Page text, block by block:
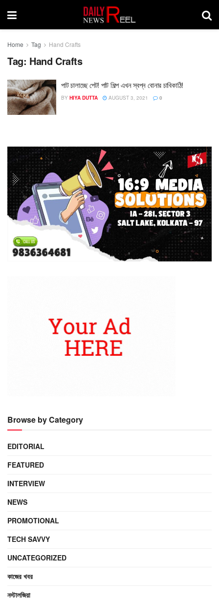
Home Tag Hand Crafts
Tag: Hand Crafts
পাট চালাচ্ছে পেট! পাট শিল্প এখন স্বপ্ন বোনার চাবিকাঠি!
BY HIYA DUTTA AUGUST 3, 2021 0
Browse by Category
EDITORIAL
FEATURED
INTERVIEW
NEWS
PROMOTIONAL
TECH SAVVY
UNCATEGORIZED
কাজের খবর
নস্টালজিয়া